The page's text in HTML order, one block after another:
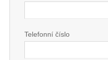
Telefonní číslo